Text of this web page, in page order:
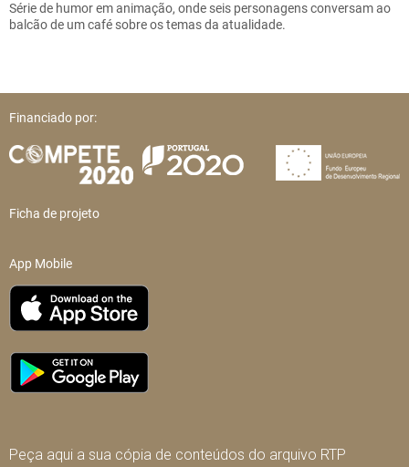
Série de humor em animação, onde seis personagens conversam ao
balcão de um café sobre os temas da atualidade.
Financiado por:
Ficha de projeto
App Mobile
Peça aqui a sua cópia de conteúdos do arquivo RTP